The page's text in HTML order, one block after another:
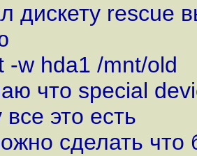
дискету rescue
-w hda1 /mnt/old
что special
все это есть
сделать что